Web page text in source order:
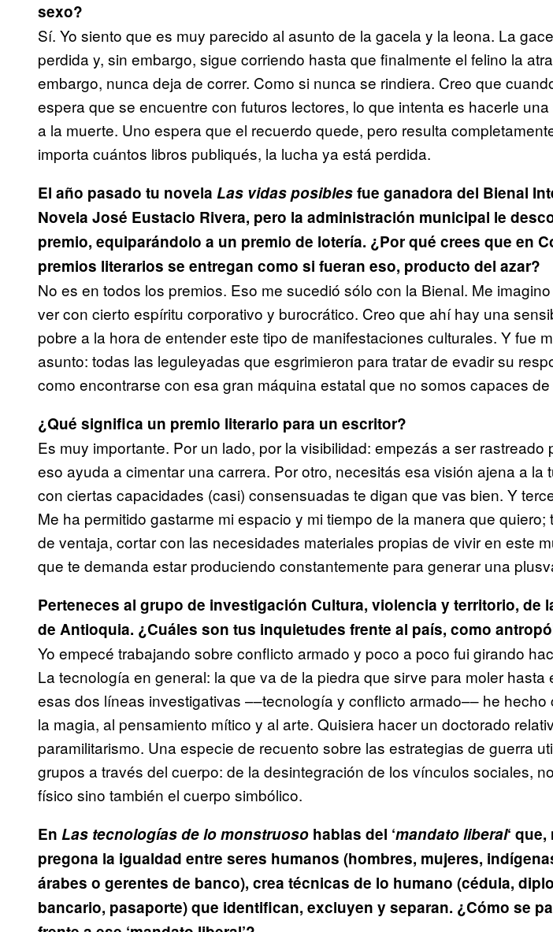
sexo?
Sí. Yo siento que es muy parecido al asunto de la gacela y la leona. La
perdida y, sin embargo, sigue corriendo hasta que finalmente el felino la
embargo, nunca deja de correr. Como si nunca se rindiera. Creo que
espera que se encuentre con futuros lectores, lo que intenta es hacerle
a la muerte. Uno espera que el recuerdo quede, pero resulta
importa cuántos libros publiqués, la lucha ya está perdida.
El año pasado tu novela Las vidas posiblesfue ganadora del Bienal
Novela José Eustacio Rivera, pero la administración municipal le
premio, equiparándolo a un premio de lotería. ¿Por qué crees que en
premios literarios se entregan como si fueran eso, producto del azar?
No es en todos los premios. Eso me sucedió sólo con la Bienal. Me
ver con cierto espíritu corporativo y burocrático. Creo que ahí hay una
pobre a la hora de entender este tipo de manifestaciones culturales. Y fue
asunto: todas las leguleyadas que esgrimieron para tratar de evadir su
como encontrarse con esa gran máquina estatal que no somos capaces
¿Qué significa un premio literario para un escritor?
Es muy importante. Por un lado, por la visibilidad: empezás a ser rastreado
eso ayuda a cimentar una carrera. Por otro, necesitás esa visión ajena a la
con ciertas capacidades (casi) consensuadas te digan que vas bien. Y
Me ha permitido gastarme mi espacio y mi tiempo de la manera que quiero;
de ventaja, cortar con las necesidades materiales propias de vivir en este
que te demanda estar produciendo constantemente para generar una
Perteneces al grupo de investigación Cultura, violencia y territorio, de
de Antioquia. ¿Cuáles son tus inquietudes frente al país, como
Yo empecé trabajando sobre conflicto armado y poco a poco fui girando
La tecnología en general: la que va de la piedra que sirve para moler hasta
esas dos líneas investigativas ––tecnología y conflicto armado–– he hecho
la magia, al pensamiento mítico y al arte. Quisiera hacer un doctorado
paramilitarismo. Una especie de recuento sobre las estrategias de guerra
grupos a través del cuerpo: de la desintegración de los vínculos sociales,
físico sino también el cuerpo simbólico.
En Las tecnologías de lo monstruoso hablas del ‘mandato liberal‘
pregona la igualdad entre seres humanos (hombres, mujeres,
árabes o gerentes de banco), crea técnicas de lo humano (cédula,
bancario, pasaporte) que identifican, excluyen y separan. ¿Cómo se